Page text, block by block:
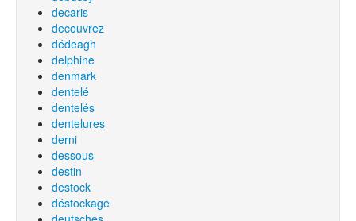
decaris
decouvrez
dédeagh
delphine
denmark
dentelé
dentelés
dentelures
derni
dessous
destin
destock
déstockage